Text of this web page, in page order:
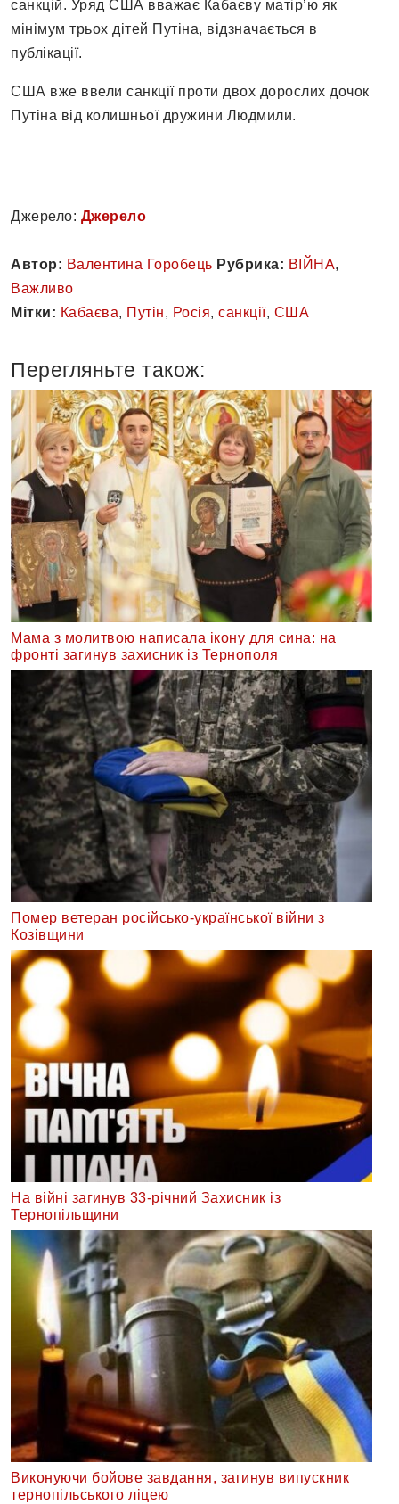
санкцій. Уряд США вважає Кабаєву матір’ю як
мінімум трьох дітей Путіна, відзначається в
публікації.
США вже ввели санкції проти двох дорослих дочок
Путіна від колишньої дружини Людмили.
Джерело: Джерело
Автор: Валентина Горобець Рубрика: ВІЙНА,
Важливо
Мітки: Кабаєва, Путін, Росія, санкції, США
Перегляньте також:
Мама з молитвою написала ікону для сина: на
фронті загинув захисник із Тернополя
Помер ветеран російсько-української війни з
Козівщини
На війні загинув 33-річний Захисник із
Тернопільщини
Виконуючи бойове завдання, загинув випускник
тернопільського ліцею